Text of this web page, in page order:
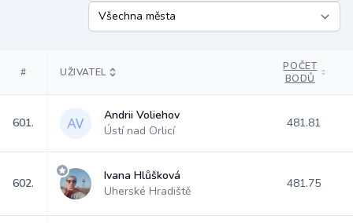
# UŽIVATEL
POČET
BODŮ
601.
Andrii Voliehov
Ústí nad Orlicí
481.81
602.
Ivana Hlůšková
Uherské Hradiště
481.75